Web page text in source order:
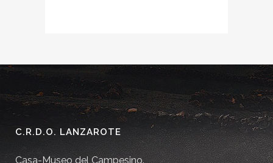
C.R.D.O. LANZAROTE
Casa-Museo del Campesino.